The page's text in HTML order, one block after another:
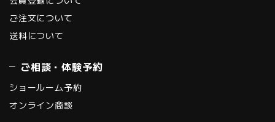
ご注文について
送料について
ご相談・体験予約
ショールーム予約
オンライン商談